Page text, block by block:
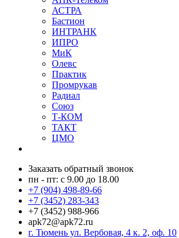
АСТРА
Бастион
ИНТРАНК
ИПРО
МиК
Олевс
Практик
Промрукав
Радиал
Союз
Т-КОМ
ТАКТ
ЦМО
Заказать обратный звонок
пн - пт: с 9.00 до 18.00
+7 (904) 498-89-66
+7 (3452) 283-343
+7 (3452) 988-966
apk72@apk72.ru
г. Тюмень ул. Вербовая, 4 к. 2, оф. 10